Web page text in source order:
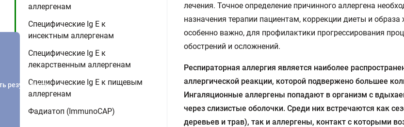
аллергенам
Специфические Ig E к
инсектным аллергенам
Специфические Ig E к
лекарственным аллергенам
Специфические Ig E к пищевым
аллергенам
Фадиатоп (ImmunoCAP)
лечения. Точное определение причинного аллергена
назначения терапии пациентам, коррекции диеты и образа
особенно важно, для профилактики прогрессирования
обострений и осложнений.
Респираторная аллергия является наиболее
аллергической реакции, которой подвержено большее
Ингаляционные аллергены попадают в организм с
через слизистые оболочки. Среди них встречаются как
деревьев и трав), так и аллергены, контакт с которыми
результатов